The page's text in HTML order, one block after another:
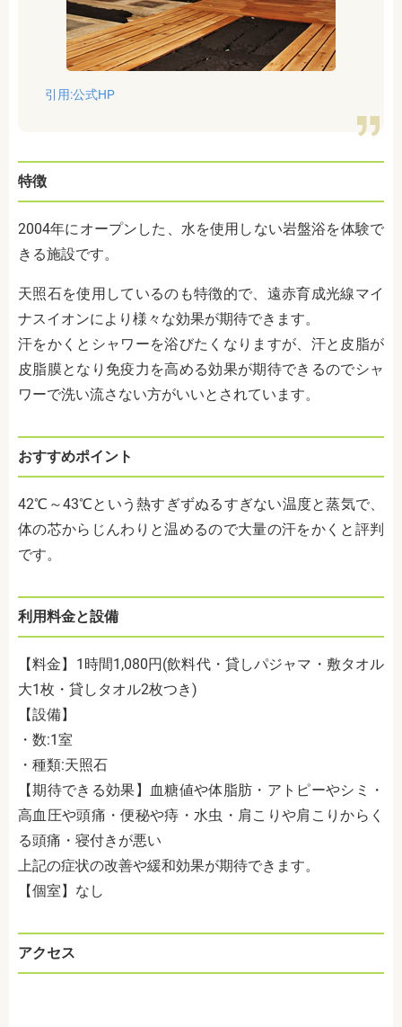
引用:公式HP
特徴
2004年にオープンした、水を使用しない岩盤浴を体験で
きる施設です。
天照石を使用しているのも特徴的で、遠赤育成光線マイ
ナスイオンにより様々な効果が期待できます。
汗をかくとシャワーを浴びたくなりますが、汗と皮脂が
皮脂膜となり免疫力を高める効果が期待できるのでシャ
ワーで洗い流さない方がいいとされています。
おすすめポイント
42℃～43℃という熱すぎずぬるすぎない温度と蒸気で、
体の芯からじんわりと温めるので大量の汗をかくと評判
です。
利用料金と設備
【料金】 1 時間1,080円(飲料代・貸しパジャマ・敷タオル
大1枚・貸しタオル2枚つき)
【設備】
・数:1室
・種類:天照石
【期待できる効果】血糖値や体脂肪・アトピーやシミ・
高血圧や頭痛・便秘や痔・水虫・肩こりや肩こりからく
る頭痛・寝付きが悪い
上記の症状の改善や緩和効果が期待できます。
【個室】なし
アクセス